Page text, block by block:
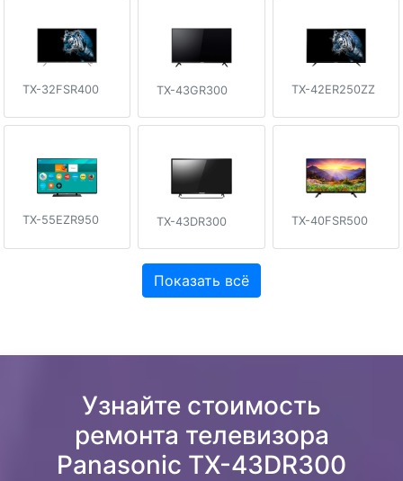
TX-32FSR400 TX-43GR300 TX-42ER250ZZ
TX-55EZR950 TX-43DR300 TX-40FSR500
Показать всё
Узнайте стоимость
ремонта телевизора
Panasonic TX-43DR300